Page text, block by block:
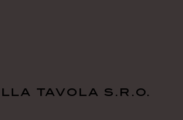
tavola s.r.o.